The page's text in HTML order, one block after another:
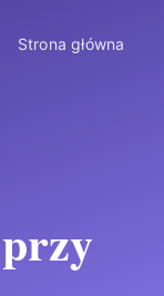
Strona główna